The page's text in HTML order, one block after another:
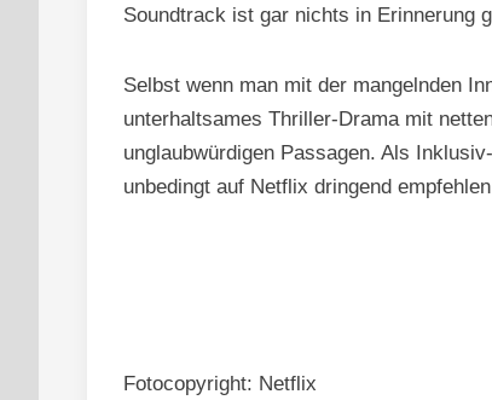
Soundtrack ist gar nichts in Erinnerung
Selbst wenn man mit der mangelnden
unterhaltsames Thriller-Drama mit
unglaubwürdigen Passagen. Als
unbedingt auf Netflix dringend
Fotocopyright: Netflix